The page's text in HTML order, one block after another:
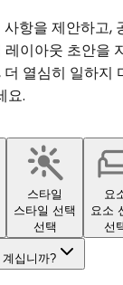
항을 제안하고,
이아웃 초안을
열심히 일하지
요.
스타일
스타일 선택
선택
요
요소
선
십니까?